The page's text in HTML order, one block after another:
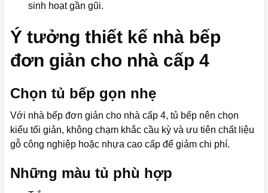
sinh hoạt gần gũi.
Ý tưởng thiết kế nhà bếp
đơn giản cho nhà cấp 4
Chọn tủ bếp gọn nhẹ
Với nhà bếp đơn giản cho nhà cấp 4, tủ bếp nên chọn
kiểu tối giản, không chạm khắc cầu kỳ và ưu tiên chất liệu
gỗ công nghiệp hoặc nhựa cao cấp để giảm chi phí.
Những màu tủ phù hợp